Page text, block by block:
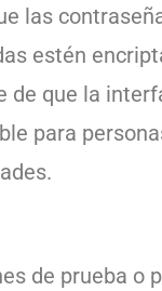
las
estén
de que la
para
de prueba o